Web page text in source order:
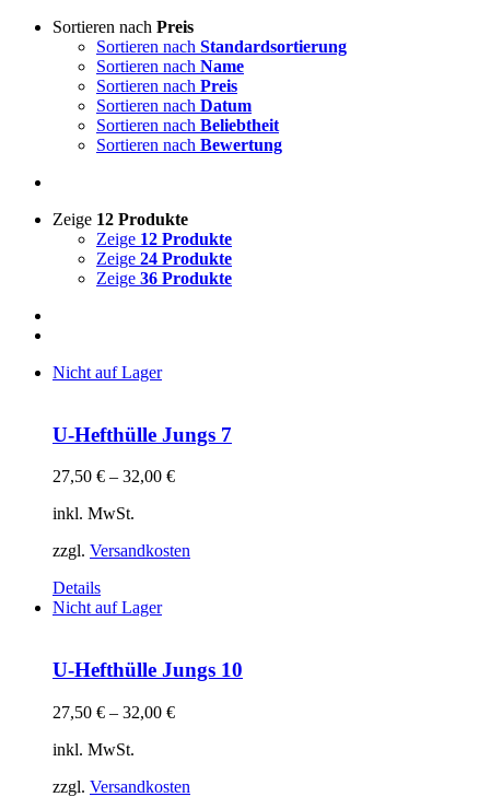
Sortieren nach Preis
Sortieren nach Standardsortierung
Sortieren nach Name
Sortieren nach Preis
Sortieren nach Datum
Sortieren nach Beliebtheit
Sortieren nach Bewertung
Zeige 12 Produkte
Zeige 12 Produkte
Zeige 24 Produkte
Zeige 36 Produkte
Nicht auf Lager
U-Hefthülle Jungs 7
27,50 € – 32,00 €
inkl. MwSt.
zzgl. Versandkosten
Details
Nicht auf Lager
U-Hefthülle Jungs 10
27,50 € – 32,00 €
inkl. MwSt.
zzgl. Versandkosten